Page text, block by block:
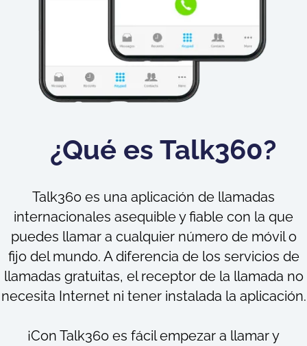
¿Qué es Talk360?
Talk360 es una aplicación de llamadas
internacionales asequible y fiable con la que
puedes llamar a cualquier número de móvil o
fijo del mundo. A diferencia de los servicios de
llamadas gratuitas, el receptor de la llamada no
necesita Internet ni tener instalada la aplicación.
¡Con Talk360 es fácil empezar a llamar y